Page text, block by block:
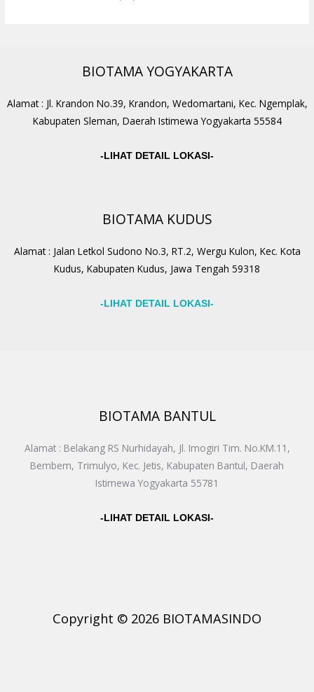
BIOTAMA YOGYAKARTA
Alamat : Jl. Krandon No.39, Krandon, Wedomartani, Kec. Ngemplak,
Kabupaten Sleman, Daerah Istimewa Yogyakarta 55584
-LIHAT DETAIL LOKASI-
BIOTAMA KUDUS
Alamat : Jalan Letkol Sudono No.3, RT.2, Wergu Kulon, Kec. Kota
Kudus, Kabupaten Kudus, Jawa Tengah 59318
-LIHAT DETAIL LOKASI-
BIOTAMA BANTUL
Alamat : Belakang RS Nurhidayah, Jl. Imogiri Tim. No.KM.11,
Bembem, Trimulyo, Kec. Jetis, Kabupaten Bantul, Daerah
Istimewa Yogyakarta 55781
-LIHAT DETAIL LOKASI-
Copyright © 2026 BIOTAMASINDO